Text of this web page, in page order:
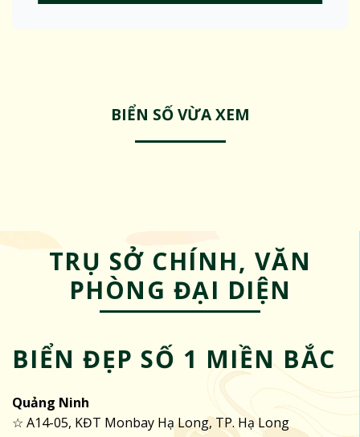
BIỂN SỐ VỪA XEM
TRỤ SỞ CHÍNH, VĂN
PHÒNG ĐẠI DIỆN
BIỂN ĐẸP SỐ 1 MIỀN BẮC
Quảng Ninh
☆ A14-05, KĐT Monbay Hạ Long, TP. Hạ Long